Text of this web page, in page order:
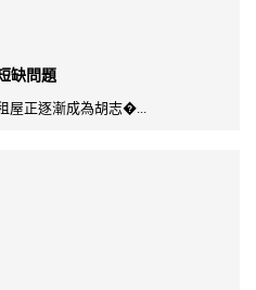
缺問題
屋正逐漸成為胡志�...